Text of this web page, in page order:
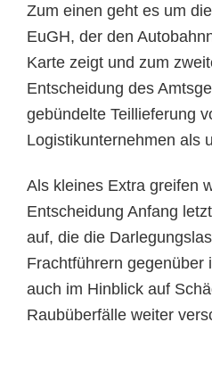
Zum einen geht es um
EuGH, der den
Karte zeigt und zum
Entscheidung des
gebündelte Teillieferung
Logistikunternehmen als
Als kleines Extra greifen
Entscheidung Anfang
auf, die die
Frachtführern gegenüber
auch im Hinblick auf
Raubüberfälle weiter